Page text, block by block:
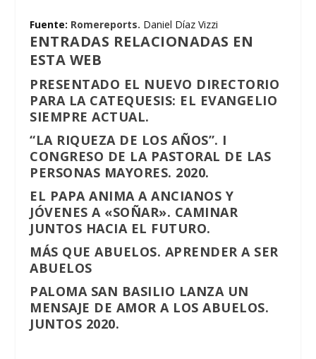
Fuente: Romereports. Daniel Díaz Vizzi
ENTRADAS RELACIONADAS EN
ESTA WEB
PRESENTADO EL NUEVO DIRECTORIO
PARA LA CATEQUESIS: EL EVANGELIO
SIEMPRE ACTUAL.
“LA RIQUEZA DE LOS AÑOS”. I
CONGRESO DE LA PASTORAL DE LAS
PERSONAS MAYORES. 2020.
EL PAPA ANIMA A ANCIANOS Y
JÓVENES A «SOÑAR». CAMINAR
JUNTOS HACIA EL FUTURO.
MÁS QUE ABUELOS. APRENDER A SER
ABUELOS
PALOMA SAN BASILIO LANZA UN
MENSAJE DE AMOR A LOS ABUELOS.
JUNTOS 2020.